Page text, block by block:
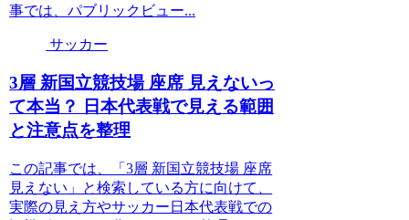
事では、パブリックビュー...
サッカー
3層 新国立競技場 座席 見えないっ
て本当？ 日本代表戦で見える範囲
と注意点を整理
この記事では、「3層 新国立競技場 座席
見えない」と検索している方に向けて、
実際の見え方やサッカー日本代表戦での